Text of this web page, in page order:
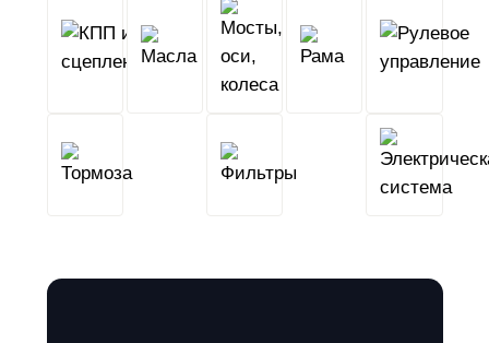
КПП
оси,
Рама
Тормоза Фильтры